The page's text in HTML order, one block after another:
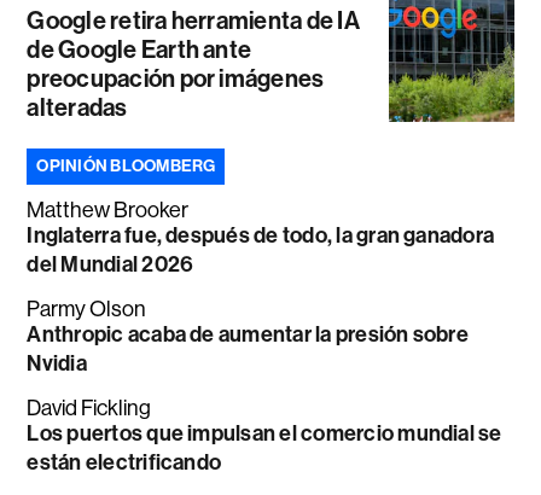
Google retira herramienta de IA
de Google Earth ante
preocupación por imágenes
alteradas
OPINIÓN BLOOMBERG
Matthew Brooker
Inglaterra fue, después de todo, la gran ganadora
del Mundial 2026
Parmy Olson
Anthropic acaba de aumentar la presión sobre
Nvidia
David Fickling
Los puertos que impulsan el comercio mundial se
están electrificando